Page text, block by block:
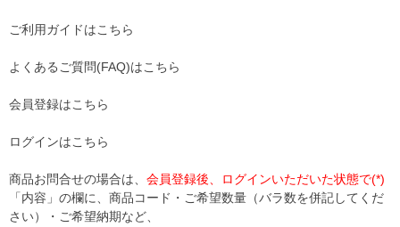
ご利用ガイドはこちら
よくあるご質問(FAQ)はこちら
会員登録はこちら
ログインはこちら
商品お問合せの場合は、 会員登録後、ログインいただいた状態で(*)
「内容」の欄に、商品コード・ご希望数量（バラ数を併記してくだ
さい）・ご希望納期など、